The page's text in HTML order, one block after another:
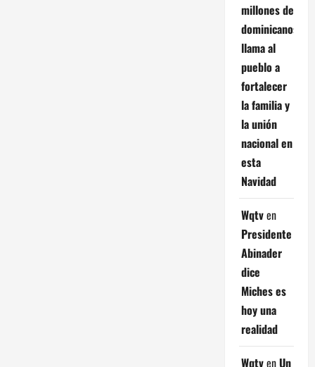
millones de
dominicanos;
llama al
pueblo a
fortalecer
la familia y
la unión
nacional en
esta
Navidad
Wqtven
Presidente
Abinader
dice
Miches es
hoy una
realidad
WqtvenUn